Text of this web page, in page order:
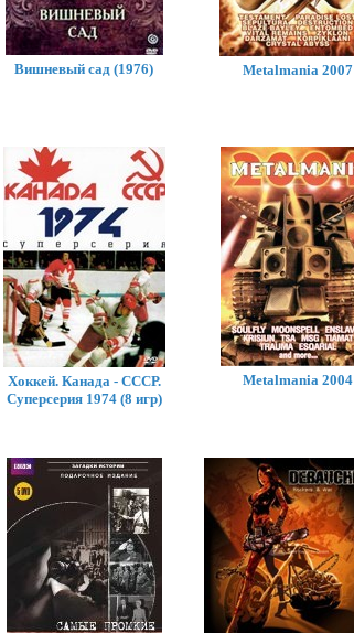
Вишневый сад (1976) Metalmania 2007
Хоккей. Канада - СССР.
Суперсерия 1974 (8 игр)
Metalmania 2004